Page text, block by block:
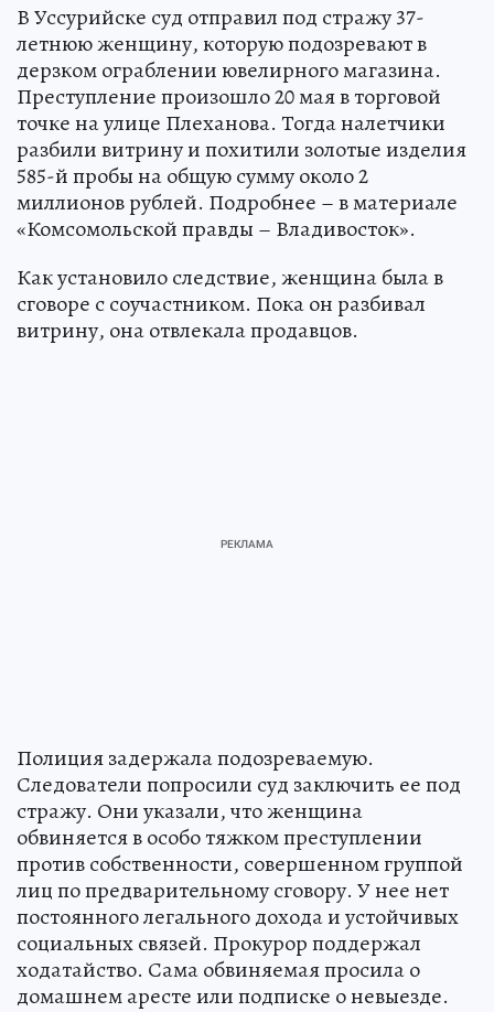
В Уссурийске суд отправил под стражу 37-
летнюю женщину, которую подозревают в
дерзком ограблении ювелирного магазина.
Преступление произошло 20 мая в торговой
точке на улице Плеханова. Тогда налетчики
разбили витрину и похитили золотые изделия
585-й пробы на общую сумму около 2
миллионов рублей. Подробнее – в материале
«Комсомольской правды – Владивосток».
Как установило следствие, женщина была в
сговоре с соучастником. Пока он разбивал
витрину, она отвлекала продавцов.
Полиция задержала подозреваемую.
Следователи попросили суд заключить ее под
стражу. Они указали, что женщина
обвиняется в особо тяжком преступлении
против собственности, совершенном группой
лиц по предварительному сговору. У нее нет
постоянного легального дохода и устойчивых
социальных связей. Прокурор поддержал
ходатайство. Сама обвиняемая просила о
домашнем аресте или подписке о невыезде.